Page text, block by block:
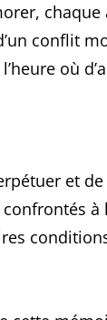
conflit
où
et